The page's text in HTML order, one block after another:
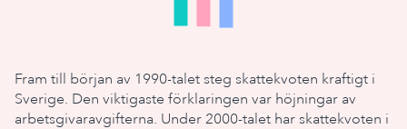
Fram till början av 1990-talet steg skattekvoten kraftigt i
Sverige. Den viktigaste förklaringen var höjningar av
arbetsgivaravgifterna. Under 2000-talet har skattekvoten i